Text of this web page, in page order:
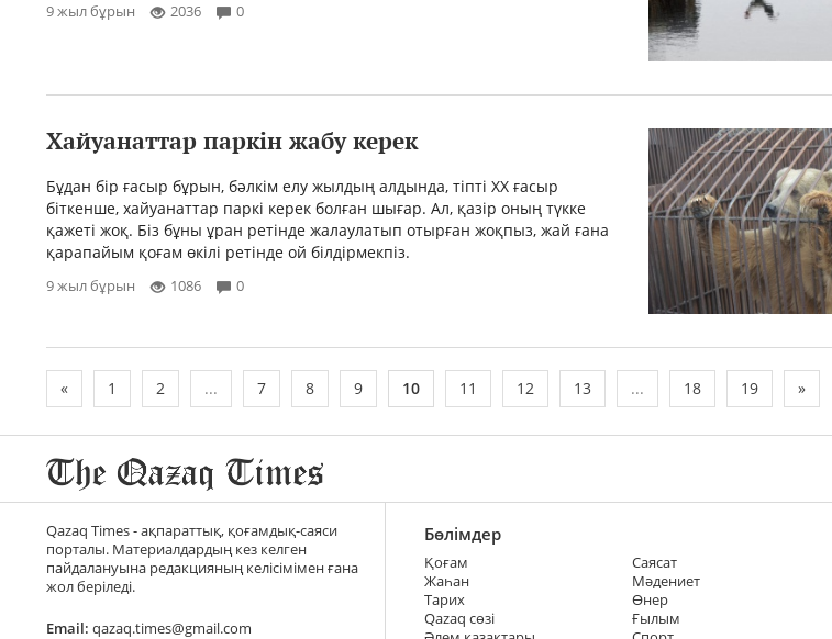
9 жыл бұрын 2036 0
Хайуанаттар паркін жабу керек
Бұдан бір ғасыр бұрын, бәлкім елу жылдың алдында, тіпті ХХ ғасыр
біткенше, хайуанаттар паркі керек болған шығар. Ал, қазір оның түкке
қажеті жоқ. Біз бұны ұран ретінде жалаулатып отырған жоқпыз, жай ғана
қарапайым қоғам өкілі ретінде ой білдірмекпіз.
9 жыл бұрын 1086 0
« 1 2 ... 7 8 9 10 11 12 13 ... 18 19 »
Qazaq Times - ақпараттық, қоғамдық-саяси
порталы. Материалдардың кез келген
пайдалануына редакцияның келісімімен ғана
жол беріледі.
Email: qazaq.times@gmail.com
Бөлімдер
Қоғам
Жаһан
Тарих
Qazaq сөзі
Саясат
Мәдениет
Өнер
Ғылым